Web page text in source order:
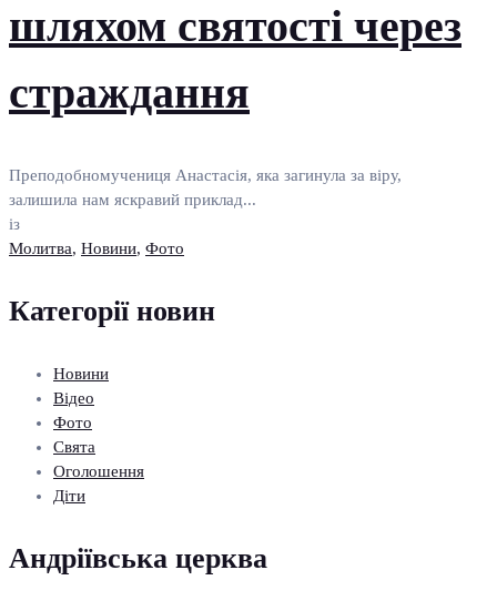
шляхом святості через
страждання
Преподобномучениця Анастасія, яка загинула за віру,
залишила нам яскравий приклад...
із
Молитва, Новини, Фото
Категорії новин
Новини
Відео
Фото
Свята
Оголошення
Діти
Андріївська церква